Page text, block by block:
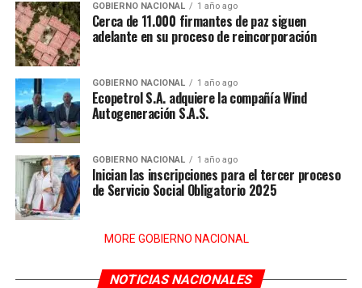
GOBIERNO NACIONAL 1 año ago
Cerca de 11.000 firmantes de paz siguen
adelante en su proceso de reincorporación
GOBIERNO NACIONAL 1 año ago
Ecopetrol S.A. adquiere la compañía Wind
Autogeneración S.A.S.
GOBIERNO NACIONAL 1 año ago
Inician las inscripciones para el tercer proceso
de Servicio Social Obligatorio 2025
MORE GOBIERNO NACIONAL
NOTICIAS NACIONALES